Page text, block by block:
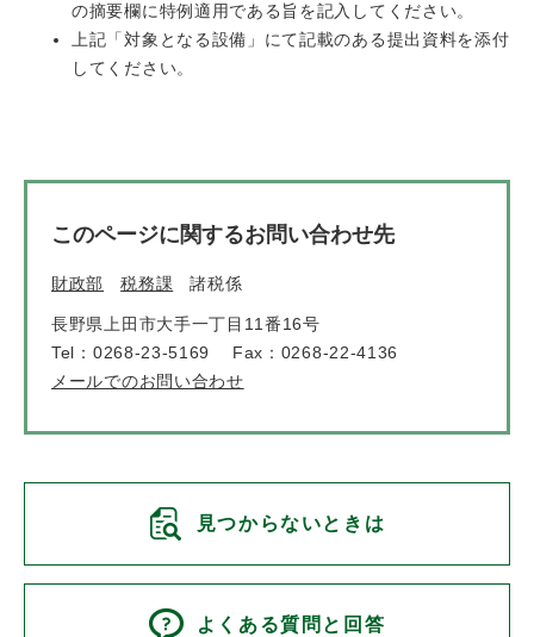
の摘要欄に特例適用である旨を記入してください。
上記「対象となる設備」にて記載のある提出資料を添付
してください。
このページに関するお問い合わせ先
財政部 税務課 諸税係
長野県上田市大手一丁目11番16号
Tel：0268-23-5169
Fax：0268-22-4136
メールでのお問い合わせ
見つからないときは
よくある質問と回答